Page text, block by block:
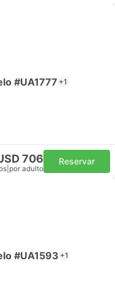
#UA1777 +1
706
por adulto
Reservar
#UA1593 +1